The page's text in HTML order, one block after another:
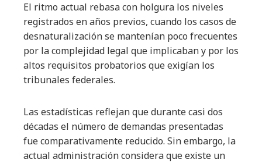
El ritmo actual rebasa con holgura los niveles
registrados en años previos, cuando los casos de
desnaturalización se mantenían poco frecuentes
por la complejidad legal que implicaban y por los
altos requisitos probatorios que exigían los
tribunales federales.
Las estadísticas reflejan que durante casi dos
décadas el número de demandas presentadas
fue comparativamente reducido. Sin embargo, la
actual administración considera que existe un